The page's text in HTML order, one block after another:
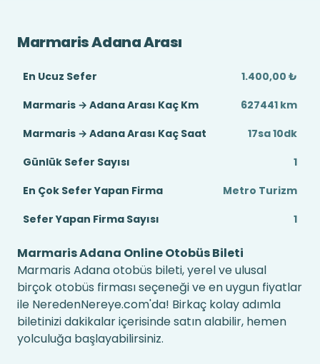
Marmaris Adana Arası
En Ucuz Sefer
1.400,00 ₺
Marmaris → Adana Arası Kaç Km
627441 km
Marmaris → Adana Arası Kaç Saat
17sa 10dk
Günlük Sefer Sayısı
1
En Çok Sefer Yapan Firma
Metro Turizm
Sefer Yapan Firma Sayısı
1
Marmaris Adana Online Otobüs Bileti
Marmaris Adana otobüs bileti, yerel ve ulusal
birçok otobüs firması seçeneği ve en uygun fiyatlar
ile NeredenNereye.com'da! Birkaç kolay adımla
biletinizi dakikalar içerisinde satın alabilir, hemen
yolculuğa başlayabilirsiniz.